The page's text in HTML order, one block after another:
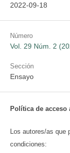
2022-09-18
Número
Vol. 29 Núm. 2
Sección
Ensayo
Política de acceso
Los autores/as que
condiciones: